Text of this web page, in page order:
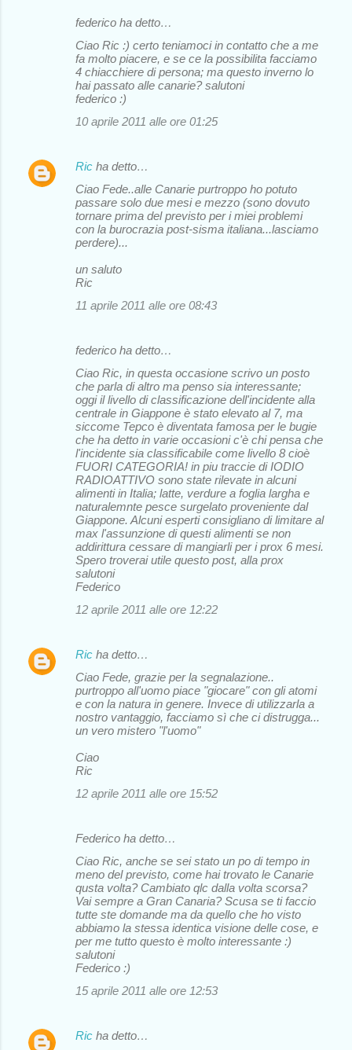
federico ha detto…
Ciao Ric :) certo teniamoci in contatto che a me
fa molto piacere, e se ce la possibilita facciamo
4 chiacchiere di persona; ma questo inverno lo
hai passato alle canarie? salutoni
federico :)
10 aprile 2011 alle ore 01:25
Ric ha detto…
Ciao Fede..alle Canarie purtroppo ho potuto
passare solo due mesi e mezzo (sono dovuto
tornare prima del previsto per i miei problemi
con la burocrazia post-sisma italiana...lasciamo
perdere)...
un saluto
Ric
11 aprile 2011 alle ore 08:43
federico ha detto…
Ciao Ric, in questa occasione scrivo un posto
che parla di altro ma penso sia interessante;
oggi il livello di classificazione dell'incidente alla
centrale in Giappone è stato elevato al 7, ma
siccome Tepco è diventata famosa per le bugie
che ha detto in varie occasioni c'è chi pensa che
l'incidente sia classificabile come livello 8 cioè
FUORI CATEGORIA! in piu traccie di IODIO
RADIOATTIVO sono state rilevate in alcuni
alimenti in Italia; latte, verdure a foglia largha e
naturalemnte pesce surgelato proveniente dal
Giappone. Alcuni esperti consigliano di limitare al
max l'assunzione di questi alimenti se non
addirittura cessare di mangiarli per i prox 6 mesi.
Spero troverai utile questo post, alla prox
salutoni
Federico
12 aprile 2011 alle ore 12:22
Ric ha detto…
Ciao Fede, grazie per la segnalazione..
purtroppo all'uomo piace "giocare" con gli atomi
e con la natura in genere. Invece di utilizzarla a
nostro vantaggio, facciamo sì che ci distrugga...
un vero mistero "l'uomo"
Ciao
Ric
12 aprile 2011 alle ore 15:52
Federico ha detto…
Ciao Ric, anche se sei stato un po di tempo in
meno del previsto, come hai trovato le Canarie
qusta volta? Cambiato qlc dalla volta scorsa?
Vai sempre a Gran Canaria? Scusa se ti faccio
tutte ste domande ma da quello che ho visto
abbiamo la stessa identica visione delle cose, e
per me tutto questo è molto interessante :)
salutoni
Federico :)
15 aprile 2011 alle ore 12:53
Ric ha detto…